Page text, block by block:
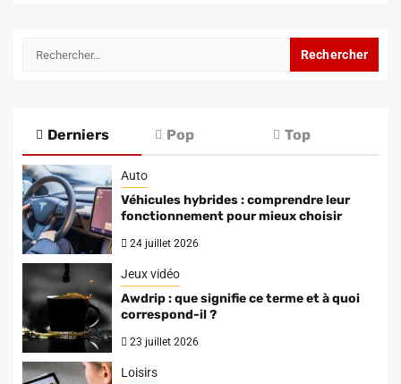
Rechercher :
Derniers Pop Top
Auto
Véhicules hybrides : comprendre leur
fonctionnement pour mieux choisir
24 juillet 2026
Jeux vidéo
Awdrip : que signifie ce terme et à quoi
correspond-il ?
23 juillet 2026
Loisirs